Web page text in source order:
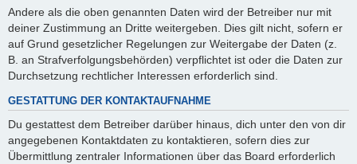
Andere als die oben genannten Daten wird der Betreiber nur mit
deiner Zustimmung an Dritte weitergeben. Dies gilt nicht, sofern er
auf Grund gesetzlicher Regelungen zur Weitergabe der Daten (z.
B. an Strafverfolgungsbehörden) verpflichtet ist oder die Daten zur
Durchsetzung rechtlicher Interessen erforderlich sind.
GESTATTUNG DER KONTAKTAUFNAHME
Du gestattest dem Betreiber darüber hinaus, dich unter den von dir
angegebenen Kontaktdaten zu kontaktieren, sofern dies zur
Übermittlung zentraler Informationen über das Board erforderlich